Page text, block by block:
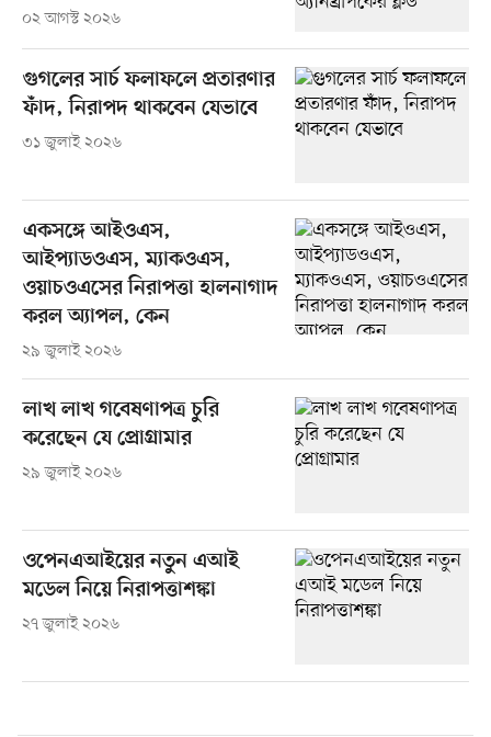
০২ আগস্ট ২০২৬
গুগলের সার্চ ফলাফলে প্রতারণার
ফাঁদ, নিরাপদ থাকবেন যেভাবে
৩১ জুলাই ২০২৬
একসঙ্গে আইওএস,
আইপ্যাডওএস, ম্যাকওএস,
ওয়াচওএসের নিরাপত্তা হালনাগাদ
করল অ্যাপল, কেন
২৯ জুলাই ২০২৬
লাখ লাখ গবেষণাপত্র চুরি
করেছেন যে প্রোগ্রামার
২৯ জুলাই ২০২৬
ওপেনএআইয়ের নতুন এআই
মডেল নিয়ে নিরাপত্তাশঙ্কা
২৭ জুলাই ২০২৬